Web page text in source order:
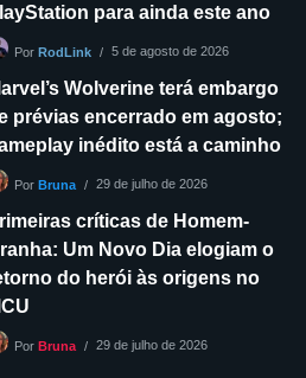
para ainda este ano
PorRodLink 5 de agosto de 2026
Wolverine terá embargo
prévias encerrado em agosto;
inédito está a caminho
PorBruna 29 de julho de 2026
críticas de Homem-
Um Novo Dia elogiam o
do herói às origens no
PorBruna 29 de julho de 2026